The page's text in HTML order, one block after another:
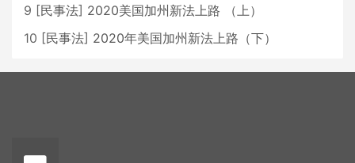
9 [民事法] 2020美国加州新法上路 （上）
10 [民事法] 2020年美国加州新法上路（下）